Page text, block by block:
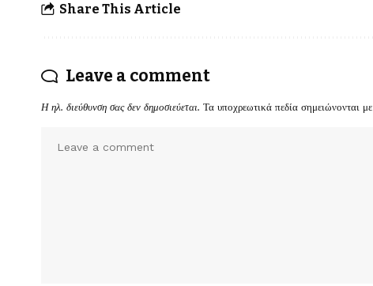
Share This Article
Leave a comment
Η ηλ. διεύθυνση σας δεν δημοσιεύεται. Τα υποχρεωτικά πεδία σημειώνονται με